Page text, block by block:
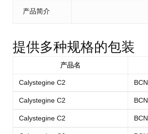
产品简介
提供多种规格的包装
产品名
Calystegine C2
Calystegine C2
Calystegine C2